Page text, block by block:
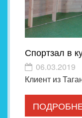
Спортзал в
06.03.2019
Клиент из